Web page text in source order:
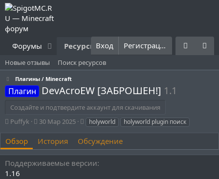
Форумы Ресурсы Что нового? Правила
Вход Регистрация
Новые отзывы Поиск ресурсов
Плагины / Minecraft
Плагин DevAcroEW [ЗАБРОШЕН!] 1.1
Создайте и подтвердите аккаунт для скачивания
А
т
о
р
Puffyk
Д
т
а
с
о
30 Мар 2025
Т
г
и
holyworld holyworld plugin поиск
Обзор История Обсуждение
Поддерживаемые версии
1.16